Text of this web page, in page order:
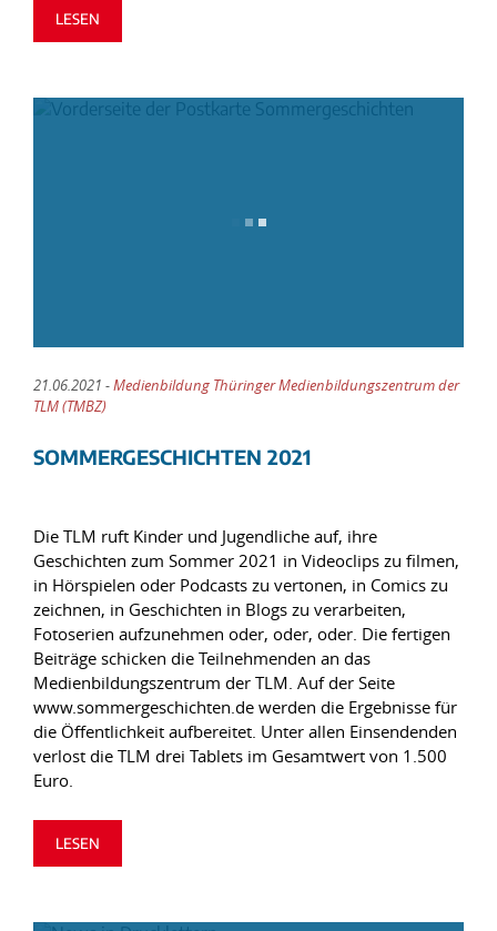
LESEN
21.06.2021 -Medienbildung Thüringer Medienbildungszentrum der
TLM (TMBZ)
SOMMERGESCHICHTEN 2021
Die TLM ruft Kinder und Jugendliche auf, ihre
Geschichten zum Sommer 2021 in Videoclips zu filmen,
in Hörspielen oder Podcasts zu vertonen, in Comics zu
zeichnen, in Geschichten in Blogs zu verarbeiten,
Fotoserien aufzunehmen oder, oder, oder. Die fertigen
Beiträge schicken die Teilnehmenden an das
Medienbildungszentrum der TLM. Auf der Seite
www.sommergeschichten.de werden die Ergebnisse für
die Öffentlichkeit aufbereitet. Unter allen Einsendenden
verlost die TLM drei Tablets im Gesamtwert von 1.500
Euro.
LESEN